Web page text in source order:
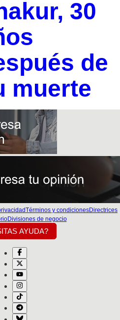
30
de
muerte
Términos y condicionesDirectrices
Divisiones de negocio
AYUDA?